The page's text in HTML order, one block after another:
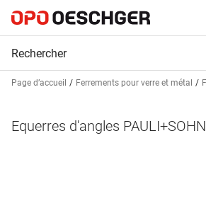
Page d’accueil Ferrements pour verre et métal
Equerres d'angles